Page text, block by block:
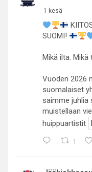
1 kesä
SUOMI!
Mikä ilta. Mikä
Vuoden 2026
suomalaiset
saimme juhlia
muistellaan
huippuartistit
1